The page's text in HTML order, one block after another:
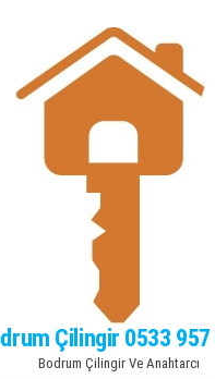
Çilingir 0533 957
Bodrum Çilingir Ve Anahtarcı